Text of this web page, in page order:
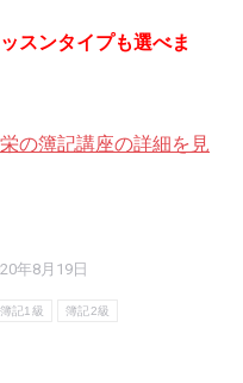
スンタイプも選べま
の簿記講座の詳細を見
年8月19日
簿記1級 簿記2級